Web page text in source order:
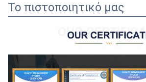
Το πιστοποιητικό μας